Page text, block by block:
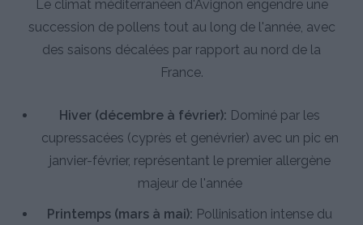
Le climat méditerranéen d'Avignon engendre une
succession de pollens tout au long de l'année, avec
des saisons décalées par rapport au nord de la
France.
Hiver (décembre à février): Dominé par les
cupressacées (cyprès et genévrier) avec un pic en
janvier-février, représentant le premier allergène
majeur de l'année
Printemps (mars à mai): Pollinisation intense du